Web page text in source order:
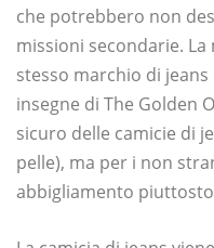
che potrebbero non
missioni secondarie.
stesso marchio di
insegne di The Golden
sicuro delle camicie di
pelle), ma per i non
abbigliamento